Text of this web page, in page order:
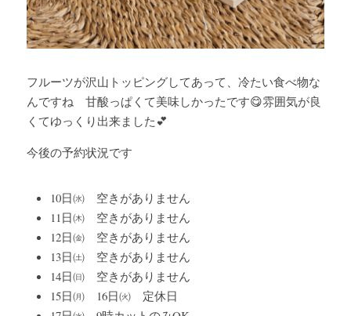
フルーツが沢山トッピングしてあって、冷たい食べ物な
んですね　甘酸っぱくて美味しかったです😋雰囲気が良
くてゆっくり出来ました💕
今後の予約状況です
10日㈬　空きがありません
11日㈭　空きがありません
12日㈮　空きがありません
13日㈯　空きがありません
14日㈰　空きがありません
15日㈪　16日㈫　定休日